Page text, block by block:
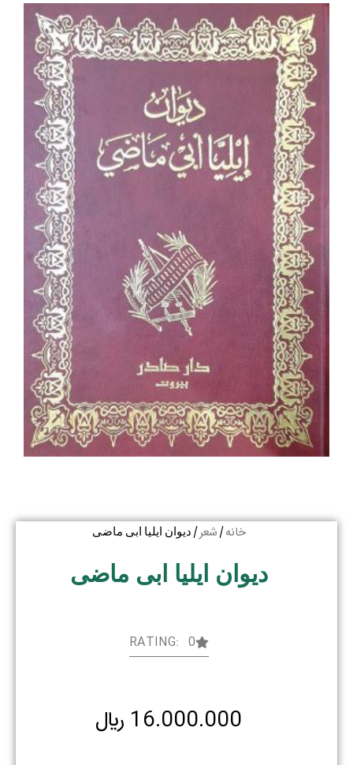
خانه/ شعر/ دیوان ایلیا ابی ماضی
دیوان ایلیا ابی ماضی
RATING: 0
16.000.000 ﷼